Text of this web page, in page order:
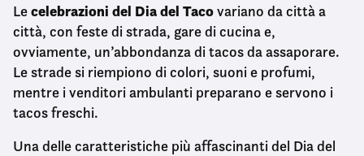
Lecelebrazioni del Dia del Tacovariano da città a
città, con feste di strada, gare di cucina e,
ovviamente, un’abbondanza di tacos da assaporare.
Le strade si riempiono di colori, suoni e profumi,
mentre i venditori ambulanti preparano e servono i
tacos freschi.
Una delle caratteristiche più affascinanti del Dia del